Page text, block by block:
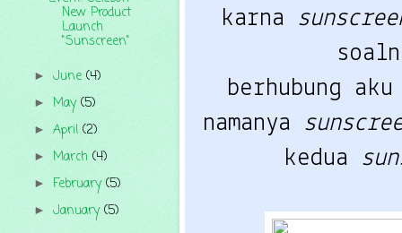
karna
berhubung
namanya
kedua
New Product
Launch
"Sunscreen"
► June (4)
► May(5)
► April (2)
► March (4)
► February(5)
► January(5)